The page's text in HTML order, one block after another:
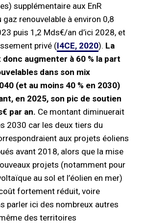
supplémentaire aux EnR
renouvelable à environ 0,8
puis 1,2 Mds€/an d’ici 2028, et
privé (I4CE, 2020). La
augmenter à 60 % la part
dans son mix
(et au moins 40 % en 2030)
en 2025, son pic de soutien
par an. Ce montant diminuerait
2030 car les deux tiers du
aux projets éoliens
avant 2018, alors que la mise
projets (notamment pour
au sol et l’éolien en mer)
fortement réduit, voire
parler ici des nombreux autres
des territoires